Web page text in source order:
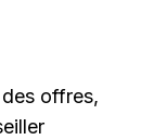
offres,